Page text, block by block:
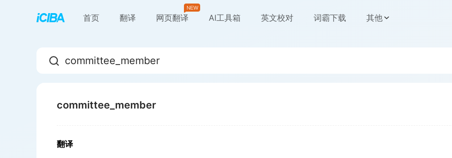
首页 翻译 网页翻译 AI工具箱 英文校对 词霸下载 其他
committee_member
翻译